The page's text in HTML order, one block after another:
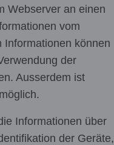
Webserver an einen
vom
Informationen können
der
Ausserdem ist
Informationen über
der Geräte,